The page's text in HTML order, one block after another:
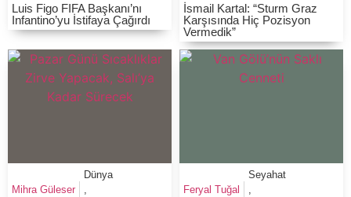
Luis Figo FIFA Başkanı’nı
Infantino’yu İstifaya Çağırdı
İsmail Kartal: “Sturm Graz
Karşısında Hiç Pozisyon
Vermedik”
Mihra Güleser
Dünya
Feryal Tuğal
Seyahat